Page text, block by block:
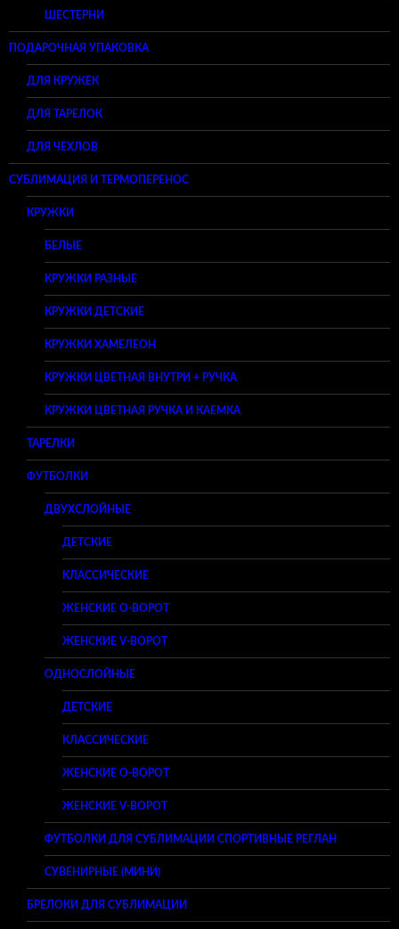
ШЕСТЕРНИ
ПОДАРОЧНАЯ УПАКОВКА
ДЛЯ КРУЖЕК
ДЛЯ ТАРЕЛОК
ДЛЯ ЧЕХЛОВ
СУБЛИМАЦИЯ И ТЕРМОПЕРЕНОС
КРУЖКИ
БЕЛЫЕ
КРУЖКИ РАЗНЫЕ
КРУЖКИ ДЕТСКИЕ
КРУЖКИ ХАМЕЛЕОН
КРУЖКИ ЦВЕТНАЯ ВНУТРИ + РУЧКА
КРУЖКИ ЦВЕТНАЯ РУЧКА И КАЕМКА
ТАРЕЛКИ
ФУТБОЛКИ
ДВУХСЛОЙНЫЕ
ДЕТСКИЕ
КЛАССИЧЕСКИЕ
ЖЕНСКИЕ O-ВОРОТ
ЖЕНСКИЕ V-ВОРОТ
ОДНОСЛОЙНЫЕ
ДЕТСКИЕ
КЛАССИЧЕСКИЕ
ЖЕНСКИЕ O-ВОРОТ
ЖЕНСКИЕ V-ВОРОТ
ФУТБОЛКИ ДЛЯ СУБЛИМАЦИИ СПОРТИВНЫЕ РЕГЛАН
СУВЕНИРНЫЕ (МИНИ)
БРЕЛОКИ ДЛЯ СУБЛИМАЦИИ